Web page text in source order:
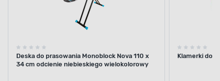
Deska do prasowania Monoblock Nova 110 x
34 cm odcienie niebieskiego wielokolorowy
Klamerki do